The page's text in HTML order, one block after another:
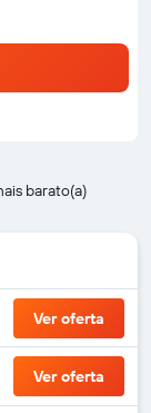
barato(a)
Ver oferta
Ver oferta